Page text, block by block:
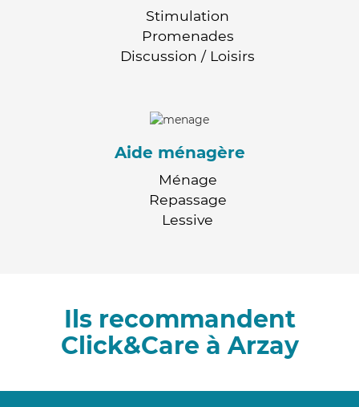
Stimulation
Promenades
Discussion / Loisirs
Aide ménagère
Ménage
Repassage
Lessive
Ils recommandent
Click&Care à Arzay